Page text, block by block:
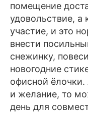
помещение
удовольствие, а
участие, и это
внести
снежинку,
новогодние
офисной
и желание, то
день для